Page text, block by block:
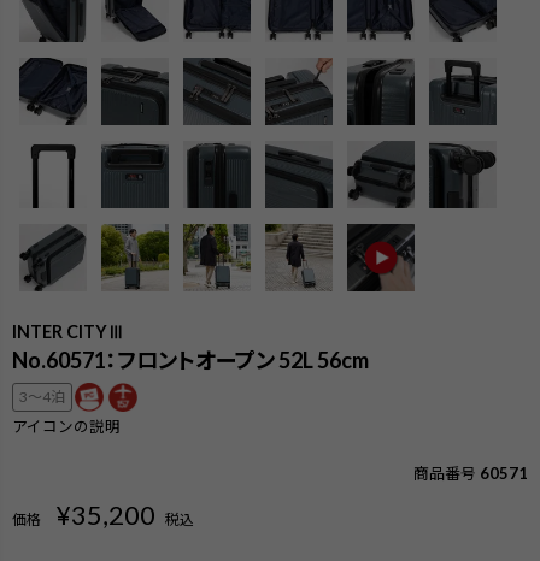
検索
INTER CITYⅢ
No.60571：フロントオープン 52L 56cm
3〜4泊
アイコンの説明
商品番号 60571
価格 ¥35,200 税込